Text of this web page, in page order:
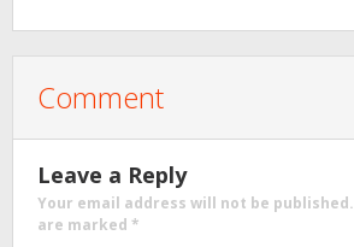
Comment
Leave a Reply
Your email address will not be published.
are marked *